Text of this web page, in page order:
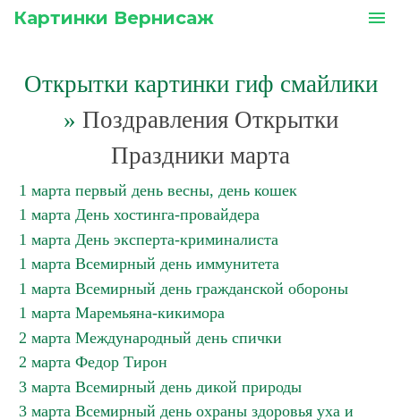
Картинки Вернисаж menu
Открытки картинки гиф смайлики
» Поздравления Открытки
Праздники марта
1 марта первый день весны, день кошек
1 марта День хостинга-провайдера
1 марта День эксперта-криминалиста
1 марта Всемирный день иммунитета
1 марта Всемирный день гражданской обороны
1 марта Маремьяна-кикимора
2 марта Международный день спички
2 марта Федор Тирон
3 марта Всемирный день дикой природы
3 марта Всемирный день охраны здоровья уха и